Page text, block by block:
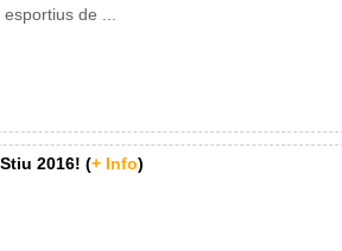
de ...
2016! (+ Info)